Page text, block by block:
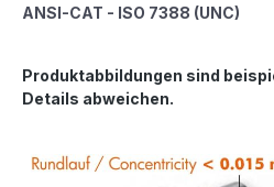
ANSI-CAT - ISO 7388 (UNC)
Produktabbildungen sind
Details abweichen.